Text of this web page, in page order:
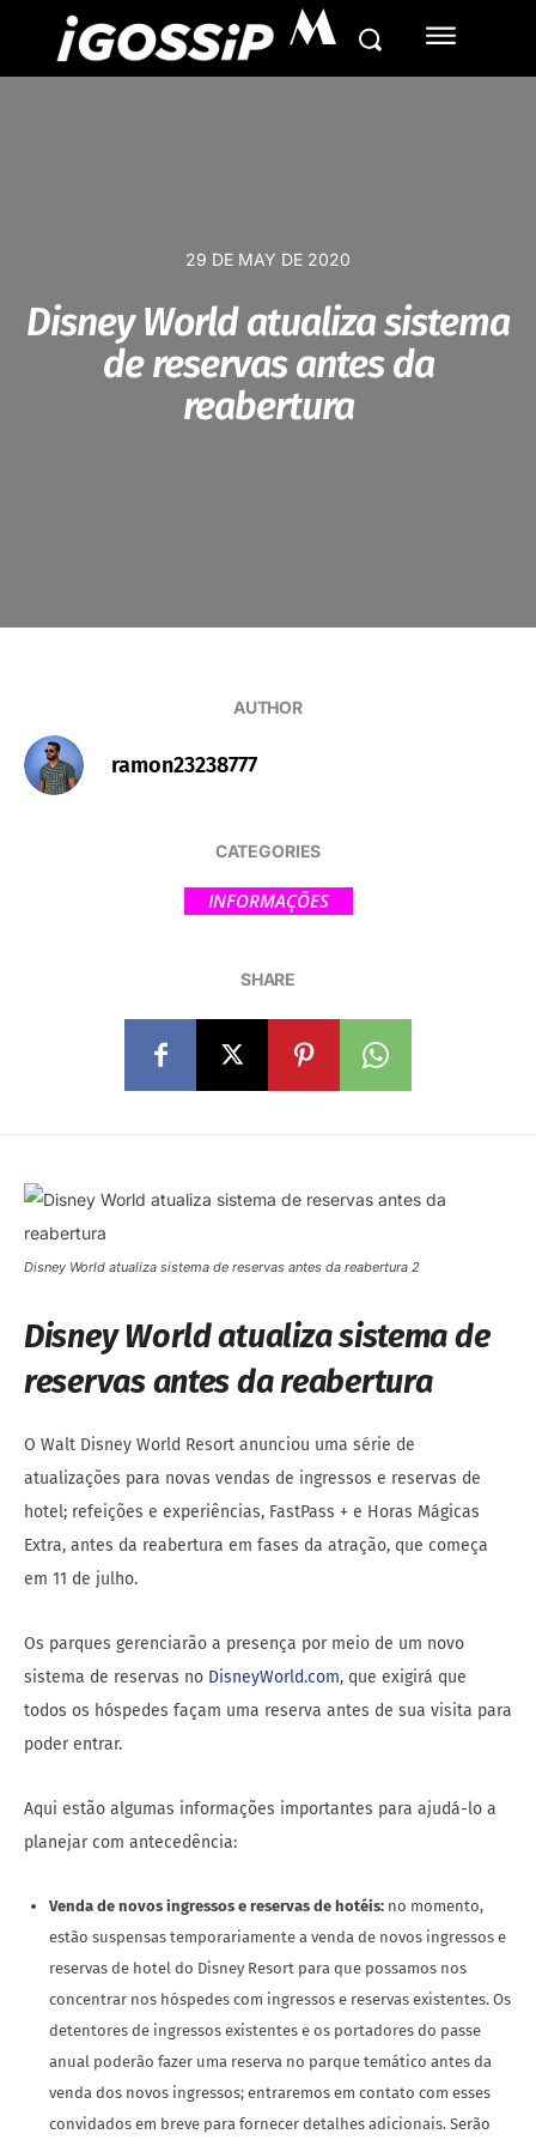
M
29 DE MAY DE 2020
Disney World atualiza sistema
de reservas antes da
reabertura
AUTHOR
ramon23238777
CATEGORIES
INFORMAÇÕES
SHARE
Disney World atualiza sistema de reservas antes da reabertura 2
Disney World atualiza sistema de
reservas antes da reabertura
O Walt Disney World Resort anunciou uma série de
atualizações para novas vendas de ingressos e reservas de
hotel; refeições e experiências, FastPass + e Horas Mágicas
Extra, antes da reabertura em fases da atração, que começa
em 11 de julho.
Os parques gerenciarão a presença por meio de um novo
sistema de reservas no DisneyWorld.com, que exigirá que
todos os hóspedes façam uma reserva antes de sua visita para
poder entrar.
Aqui estão algumas informações importantes para ajudá-lo a
planejar com antecedência:
Venda de novos ingressos e reservas de hotéis: no momento,
estão suspensas temporariamente a venda de novos ingressos e
reservas de hotel do Disney Resort para que possamos nos
concentrar nos hóspedes com ingressos e reservas existentes. Os
detentores de ingressos existentes e os portadores do passe
anual poderão fazer uma reserva no parque temático antes da
venda dos novos ingressos; entraremos em contato com esses
convidados em breve para fornecer detalhes adicionais. Serão